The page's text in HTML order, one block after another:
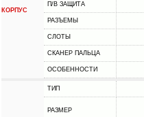
КОРПУС
П/В ЗАЩИТА
РАЗЪЕМЫ
СЛОТЫ
СКАНЕР ПАЛЬЦА
ОСОБЕННОСТИ
ТИП
РАЗМЕР